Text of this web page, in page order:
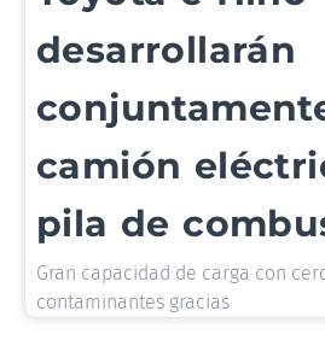
desarrollarán
camión
pila de
Gran capacidad de carga con
contaminantes gracias